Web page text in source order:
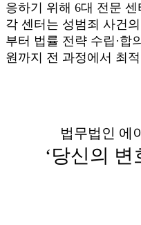
응하기 위해 6대 전문
각 센터는 성범죄 사건
부터 법률 전략 수립·합
원까지 전 과정에서 최
법무법인 에
‘당신의 변